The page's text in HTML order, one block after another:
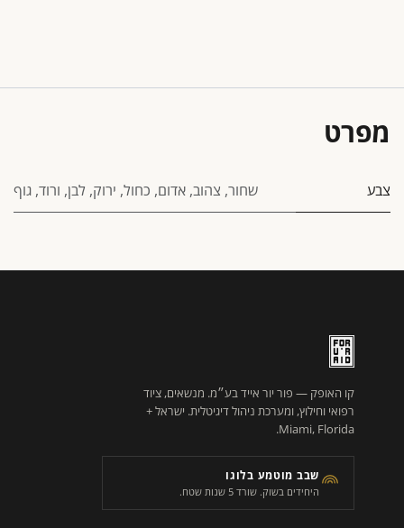
מפרט
צבע שחור, צהוב, אדום, כחול, ירוק, לבן, ורוד, גוף
קו האופק — פור יור אייד בע״מ. מנשאים, ציוד
רפואי וחילוץ, ומערכת ניהול דיגיטלית. ישראל +
Miami, Florida.
שבב מוטמע בלוגו
היחידים בשוק. שורד 5 שנות שטח.